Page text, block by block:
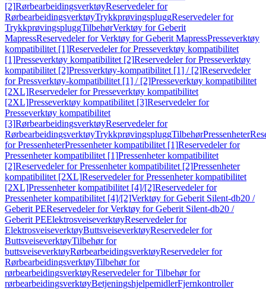
[2]RørbearbeidingsverktøyReservedeler for
RørbearbeidingsverktøyTrykkprøvingspluggReservedeler for
TrykkprøvingspluggTilbehørVerktøy for Geberit
MapressReservedeler for Verktøy for Geberit MapressPresseverktøy
kompatibilitet [1]Reservedeler for Presseverktøy kompatibilitet
[1]Presseverktøy kompatibilitet [2]Reservedeler for Presseverktøy
kompatibilitet [2]Pressverktøy-kompatibilitet [1] / [2]Reservedeler
for Pressverktøy-kompatibilitet [1] / [2]Presseverktøy kompatibilitet
[2XL]Reservedeler for Presseverktøy kompatibilitet
[2XL]Presseverktøy kompatibilitet [3]Reservedeler for
Presseverktøy kompatibilitet
[3]RørbearbeidingsverktøyReservedeler for
RørbearbeidingsverktøyTrykkprøvingspluggTilbehørPressenheter
for PressenheterPressenheter kompatibilitet [1]Reservedeler for
Pressenheter kompatibilitet [1]Pressenheter kompatibilitet
[2]Reservedeler for Pressenheter kompatibilitet [2]Pressenheter
kompatibilitet [2XL]Reservedeler for Pressenheter kompatibilitet
[2XL]Pressenheter kompatibilitet [4]/[2]Reservedeler for
Pressenheter kompatibilitet [4]/[2]Verktøy for Geberit Silent-db20 /
Geberit PEReservedeler for Verktøy for Geberit Silent-db20 /
Geberit PEElektrosveiseverktøyReservedeler for
ElektrosveiseverktøyButtsveiseverktøyReservedeler for
ButtsveiseverktøyTilbehør for
buttsveiseverktøyRørbearbeidingsverktøyReservedeler for
RørbearbeidingsverktøyTilbehør for
rørbearbeidingsverktøyReservedeler for Tilbehør for
rørbearbeidingsverktøyBetjeningshjelpemidlerFjernkontroller